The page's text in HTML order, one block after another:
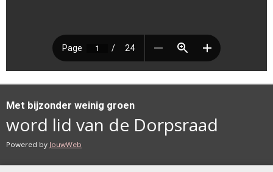
Met bijzonder weinig groen
word lid van de Dorpsraad
Powered by JouwWeb